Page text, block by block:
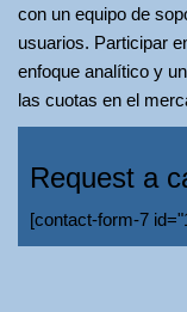
con un equipo de
usuarios. Participar
enfoque analítico y
las cuotas en el
Request a
[contact-form-7